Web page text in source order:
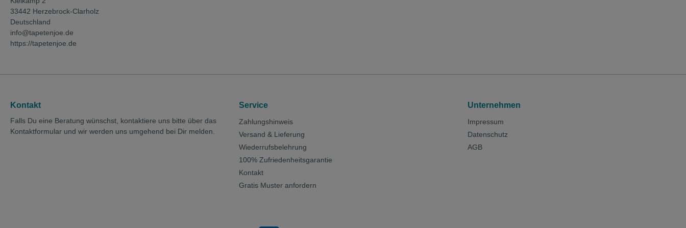
33442 Herzebrock-Clarholz
Deutschland
info@tapetenjoe.de
https://tapetenjoe.de
Kontakt
Falls Du eine Beratung wünschst, kontaktiere uns bitte über das
Kontaktformular und wir werden uns umgehend bei Dir melden.
Service
Zahlungshinweis
Versand & Lieferung
Wiederrufsbelehrung
100% Zufriedenheitsgarantie
Kontakt
Gratis Muster anfordern
Unternehmen
Impressum
Datenschutz
AGB